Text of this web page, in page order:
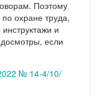
Поэтому
охране труда,
и
если
№ 14-4/10/